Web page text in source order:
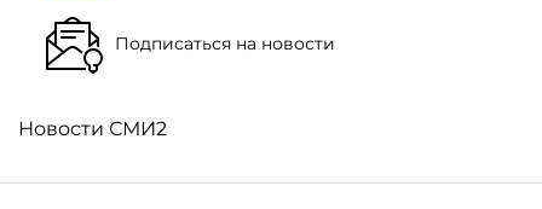
Подписаться на новости
Новости СМИ2